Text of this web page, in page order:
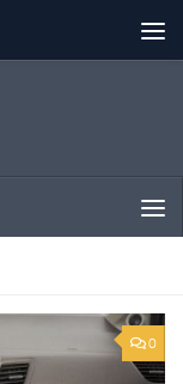
0